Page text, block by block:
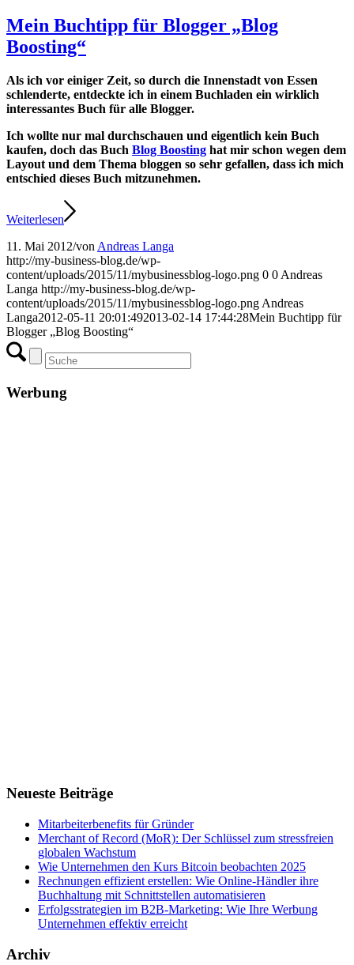
Mein Buchtipp für Blogger „Blog
Boosting“
Als ich vor einiger Zeit, so durch die Innenstadt von Essen
schlenderte, entdeckte ich in einem Buchladen ein wirklich
interessantes Buch für alle Blogger.
Ich wollte nur mal durchschauen und eigentlich kein Buch
kaufen, doch das Buch Blog Boosting hat mir schon wegen dem
Layout und dem Thema bloggen so sehr gefallen, dass ich mich
entschied dieses Buch mitzunehmen.
Weiterlesen
11. Mai 2012/von Andreas Langa
http://my-business-blog.de/wp-
content/uploads/2015/11/mybusinessblog-logo.png 0 0 Andreas
Langa http://my-business-blog.de/wp-
content/uploads/2015/11/mybusinessblog-logo.png Andreas
Langa2012-05-11 20:01:492013-02-14 17:44:28Mein Buchtipp für
Blogger „Blog Boosting“
Werbung
Neueste Beiträge
Mitarbeiterbenefits für Gründer
Merchant of Record (MoR): Der Schlüssel zum stressfreien
globalen Wachstum
Wie Unternehmen den Kurs Bitcoin beobachten 2025
Rechnungen effizient erstellen: Wie Online-Händler ihre
Buchhaltung mit Schnittstellen automatisieren
Erfolgsstrategien im B2B-Marketing: Wie Ihre Werbung
Unternehmen effektiv erreicht
Archiv